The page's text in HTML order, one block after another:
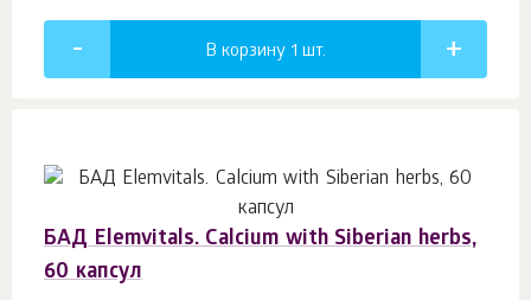
В корзину 1 шт.
БАД Elemvitals. Calcium with Siberian herbs,
60 капсул